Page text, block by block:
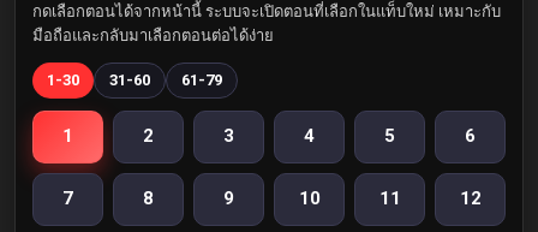
กดเลือกตอนได้จากหน้านี้ ระบบจะเปิดตอนที่เลือกในแท็บใหม่ เหมาะกับ
มือถือและกลับมาเลือกตอนต่อได้ง่าย
1-30 31-60 61-79
1 2 3 4 5 6
7 8 9 10 11 12